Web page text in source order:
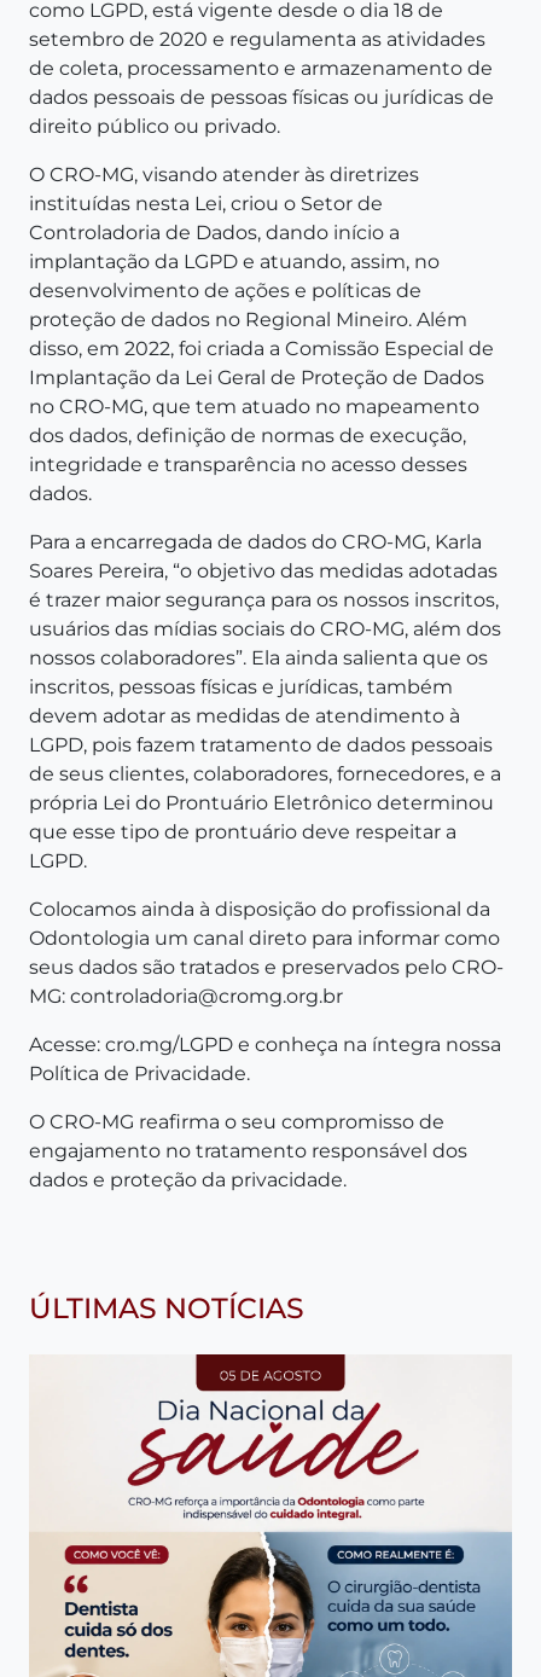
como LGPD, está vigente desde o dia 18 de
setembro de 2020 e regulamenta as atividades
de coleta, processamento e armazenamento de
dados pessoais de pessoas físicas ou jurídicas de
direito público ou privado.
O CRO-MG, visando atender às diretrizes
instituídas nesta Lei, criou o Setor de
Controladoria de Dados, dando início a
implantação da LGPD e atuando, assim, no
desenvolvimento de ações e políticas de
proteção de dados no Regional Mineiro. Além
disso, em 2022, foi criada a Comissão Especial de
Implantação da Lei Geral de Proteção de Dados
no CRO-MG, que tem atuado no mapeamento
dos dados, definição de normas de execução,
integridade e transparência no acesso desses
dados.
Para a encarregada de dados do CRO-MG, Karla
Soares Pereira, “o objetivo das medidas adotadas
é trazer maior segurança para os nossos inscritos,
usuários das mídias sociais do CRO-MG, além dos
nossos colaboradores”. Ela ainda salienta que os
inscritos, pessoas físicas e jurídicas, também
devem adotar as medidas de atendimento à
LGPD, pois fazem tratamento de dados pessoais
de seus clientes, colaboradores, fornecedores, e a
própria Lei do Prontuário Eletrônico determinou
que esse tipo de prontuário deve respeitar a
LGPD.
Colocamos ainda à disposição do profissional da
Odontologia um canal direto para informar como
seus dados são tratados e preservados pelo CRO-
MG: controladoria@cromg.org.br
Acesse: cro.mg/LGPD e conheça na íntegra nossa
Política de Privacidade.
O CRO-MG reafirma o seu compromisso de
engajamento no tratamento responsável dos
dados e proteção da privacidade.
ÚLTIMAS NOTÍCIAS